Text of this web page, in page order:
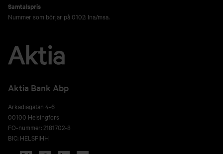
Samtalspris
Nummer som börjar på 0102: lna/msa.
Aktia Bank Abp
Arkadiagatan 4-6
00100 Helsingfors
FO-nummer: 2181702-8
BIC: HELSFIHH